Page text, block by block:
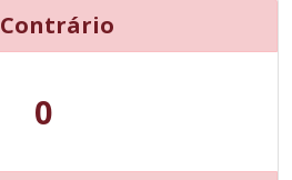
Contrário
0